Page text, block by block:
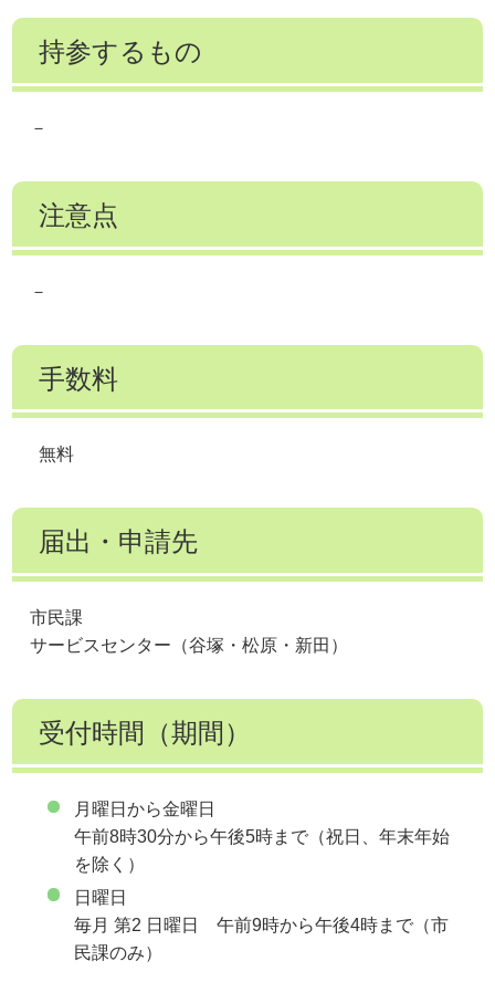
持参するもの
－
注意点
－
手数料
無料
届出・申請先
市民課
サービスセンター（谷塚・松原・新田）
受付時間（期間）
月曜日から金曜日
午前8時30分から午後5時まで（祝日、年末年始
を除く）
日曜日
毎月 第2 日曜日 午前9時から午後4時まで（市
民課のみ）